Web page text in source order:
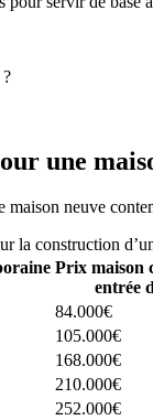
une
maison neuve
la construction
Prix maison
entrée
84.000€
105.000€
168.000€
210.000€
252.000€